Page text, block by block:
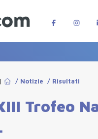
| / Notizie / Risultati
Trofeo